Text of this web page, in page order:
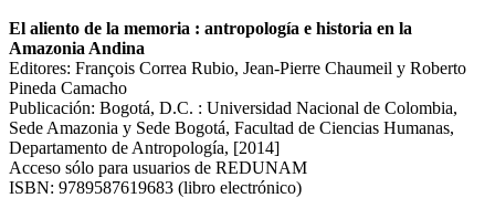
El aliento de la memoria : antropología e historia en la
Amazonia Andina
Editores: François Correa Rubio, Jean-Pierre Chaumeil y Roberto
Pineda Camacho
Publicación: Bogotá, D.C. : Universidad Nacional de Colombia,
Sede Amazonia y Sede Bogotá, Facultad de Ciencias Humanas,
Departamento de Antropología, [2014]
Acceso sólo para usuarios de REDUNAM
ISBN: 9789587619683 (libro electrónico)